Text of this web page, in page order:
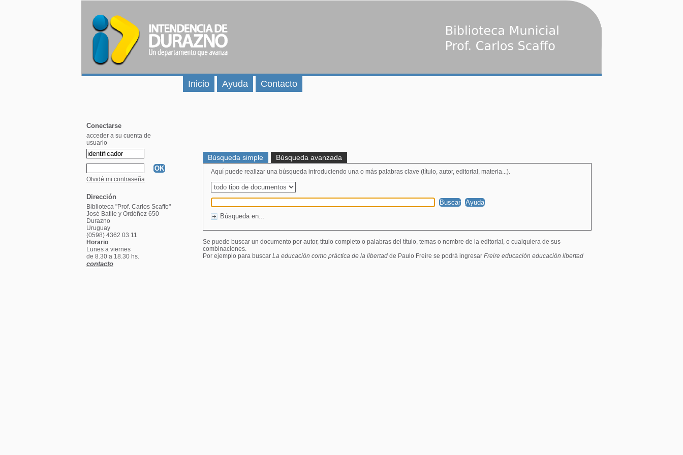
Búsqueda simple Búsqueda avanzada
Aquí puede realizar una búsqueda introduciendo una o más palabras clave (título, autor, editorial, materia...).
Búsqueda en...
Se puede buscar un documento por autor, título completo o palabras del título, temas o nombre de la editorial, o cualquiera de sus
combinaciones.
Por ejemplo para buscar La educación como práctica de la libertad de Paulo Freire se podrá ingresar Freire educación educación libertad
Inicio Ayuda Contacto
Conectarse
acceder a su cuenta de
usuario
Olvidé mi contraseña
Dirección
Biblioteca "Prof. Carlos Scaffo"
José Batlle y Ordóñez 650
Durazno
Uruguay
(0598) 4362 03 11
Horario
Lunes a viernes
de 8.30 a 18.30 hs.
contacto